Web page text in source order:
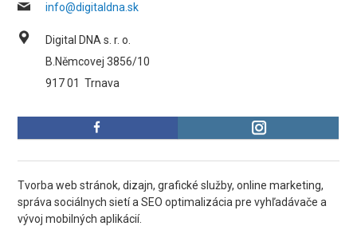
info@digitaldna.sk
Digital DNA s. r. o.
B.Němcovej 3856/10
917 01 Trnava
Tvorba web stránok, dizajn, grafické služby, online marketing,
správa sociálnych sietí a SEO optimalizácia pre vyhľadávače a
vývoj mobilných aplikácií.